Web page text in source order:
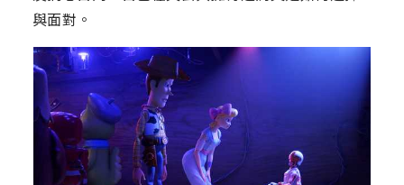
與面對。